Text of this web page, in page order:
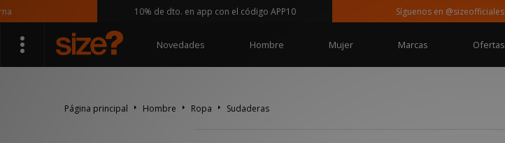
10% de dto. en app con el código APP10 Síguenos en @sizeofficiales
Novedades Hombre Mujer Marcas Ofertas
Página principal Hombre Ropa Sudaderas